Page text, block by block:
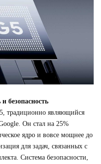
безопасность
традиционно являющийся
Он стал на 25%
ядро и вовсе мощнее до
для задач, связанных с
Система безопасности,